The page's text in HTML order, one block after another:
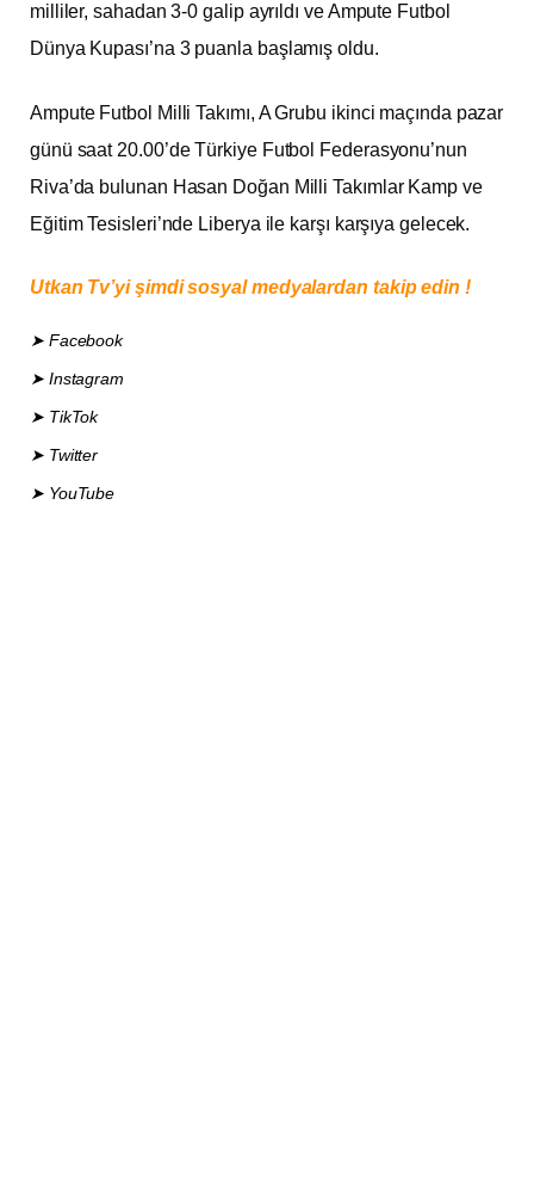
milliler, sahadan 3-0 galip ayrıldı ve Ampute Futbol
Dünya Kupası’na 3 puanla başlamış oldu.
Ampute Futbol Milli Takımı, A Grubu ikinci maçında pazar
günü saat 20.00’de Türkiye Futbol Federasyonu’nun
Riva’da bulunan Hasan Doğan Milli Takımlar Kamp ve
Eğitim Tesisleri’nde Liberya ile karşı karşıya gelecek.
Utkan Tv’yi şimdi sosyal medyalardan takip edin !
➤ Facebook
➤ Instagram
➤ TikTok
➤ Twitter
➤ YouTube